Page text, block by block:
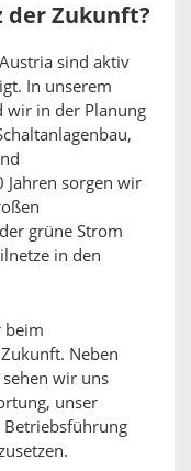
der Zukunft?
sind aktiv
In unserem
wir in der Planung
Jahren sorgen wir
grüne Strom
in den
beim
Neben
wir uns
unser